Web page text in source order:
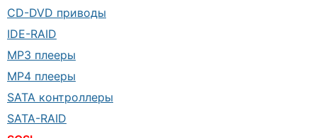
CD-DVD приводы
IDE-RAID
MP3 плееры
MP4 плееры
SATA контроллеры
SATA-RAID